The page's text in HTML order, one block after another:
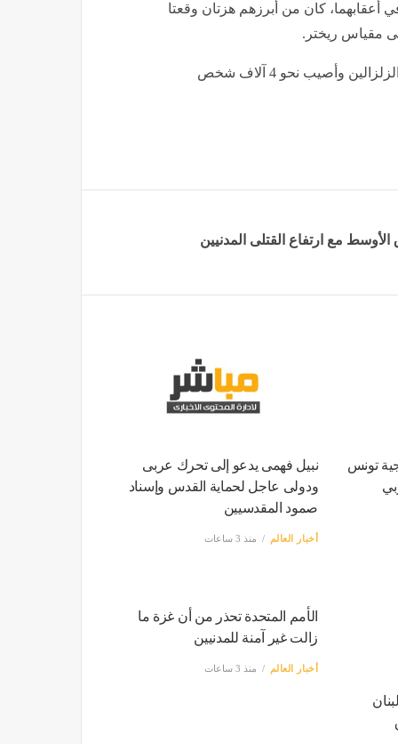
أكثر من 430 هزة ارتدادية في أعقابهما، كان من أبرزهم هزتان وقعتا
جدير بالذكر أن 1430 شخصا على الأقل لقوا مصرعهم جراء الزلزالين وأصيب نحو 4 آلاف شخص
مع ارتفاع القتلى المدنيين
تونس
نبيل فهمى يدعو إلى تحرك عربى
ودولى عاجل لحماية القدس وإسناد
صمود المقدسيين
أخبار العالم منذ 3 ساعات